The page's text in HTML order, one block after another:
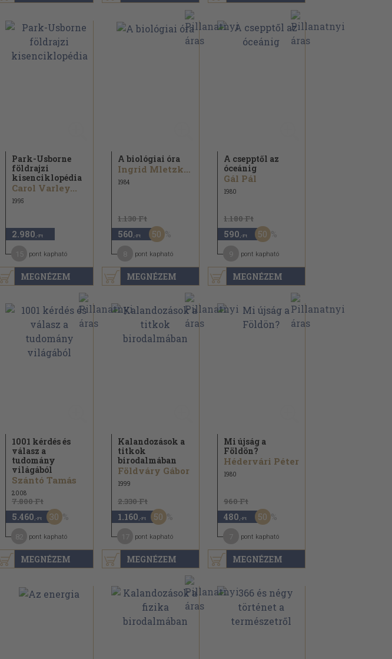
MEGNÉZEM
Park-Usborne
földrajzi
kisenciklopédia
Carol Varley...
1995
2.980 ,-Ft
pont kapható
MEGNÉZEM
A biológiai óra
Ingrid Mletzko...
1984
1.130 Ft
560 ,-Ft 50
pont kapható
MEGNÉZEM
A csepptől az
óceánig
Gál Pál
1980
1.180 Ft
590 ,-Ft 50
pont kapható
MEGNÉZEM
1001 kérdés és
válasz a
tudomány
világából
Szántó Tamás
2008
7.800 Ft
5.460 ,-Ft 30
pont kapható
MEGNÉZEM
Kalandozások a
titkok
birodalmában
Földváry Gábor
1999
2.330 Ft
1.160 ,-Ft 50
pont kapható
MEGNÉZEM
Mi újság a
Földön?
Hédervári Péter
1980
960 Ft
480 ,-Ft 50
pont kapható